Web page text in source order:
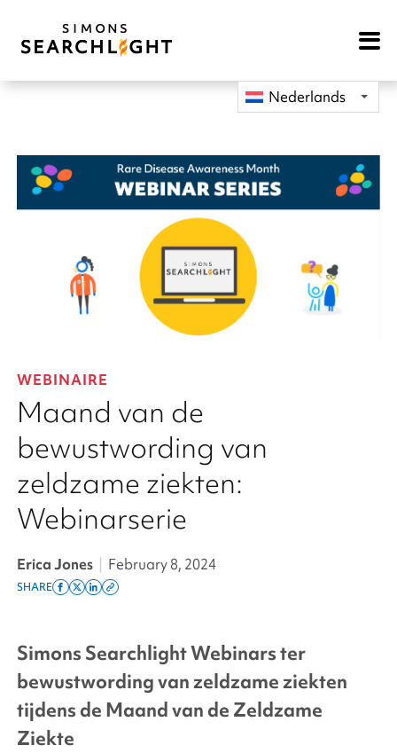
Open
Nederlands
WEBINAIRE
Maand van de
bewustwording van
zeldzame ziekten:
Webinarserie
Erica Jones February 8, 2024
SHARE
Share
facebook
Share
twitter
Share
linkedin
Copy
page
link
Simons SearchlightWebinars ter
bewustwording van zeldzame ziekten
tijdens de Maand van de Zeldzame
Ziekte